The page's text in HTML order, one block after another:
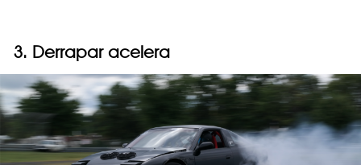
3. Derrapar acelera